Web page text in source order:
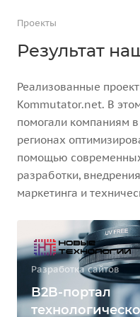
Проекты
Результат
Реализованные
Kommutator.net. В
помогали компаниям в
регионах
помощью
разработки,
маркетинга и
Разработка сайтов
B2B-портал